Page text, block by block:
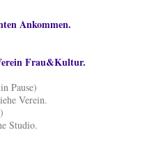
Ankommen.
Frau&Kultur.
Pause)
Verein.
Studio.